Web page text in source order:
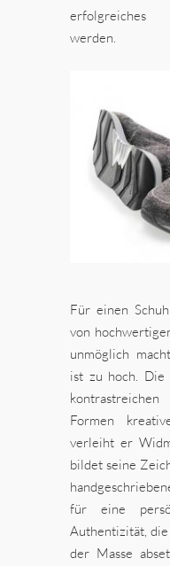
erfolgreiches
werden.
Für einen
von
unmöglich
ist zu hoch. Die
Formen
verleiht er
bildet seine
für eine
Authentizität,
der Masse